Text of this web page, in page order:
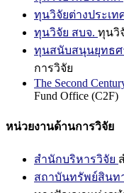
ทุนวิจัยต่างประเท
ทุนวิจัย สบจ. ทุนวิ
ทุนสนับสนุนยุทธศ
การวิจัย
The Second
Fund Office (C2F)
หน่วยงานด้านการวิจัย
สำนักบริหารวิจัย
สถาบันทรัพย์สินท